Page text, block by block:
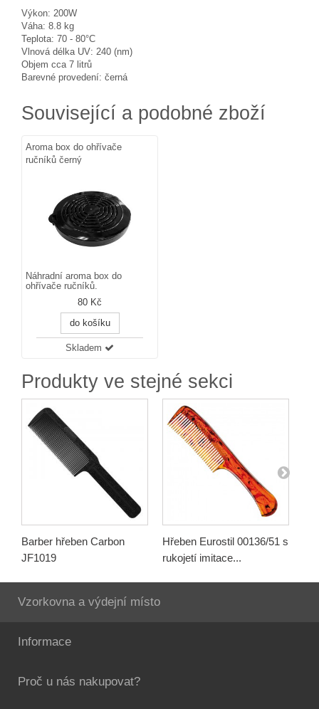
Výkon: 200W
Váha: 8.8 kg
Teplota: 70 - 80°C
Vlnová délka UV: 240 (nm)
Objem cca 7 litrů
Barevné provedení: černá
Související a podobné zboží
Aroma box do ohřívače
ručníků černý
Náhradní aroma box do
ohřívače ručníků.
80 Kč
do košíku
Skladem
Produkty ve stejné sekci
Barber hřeben Carbon
JF1019
Hřeben Eurostil 00136/51 s
rukojetí imitace...
Vzorkovna a výdejní místo
Informace
Proč u nás nakupovat?